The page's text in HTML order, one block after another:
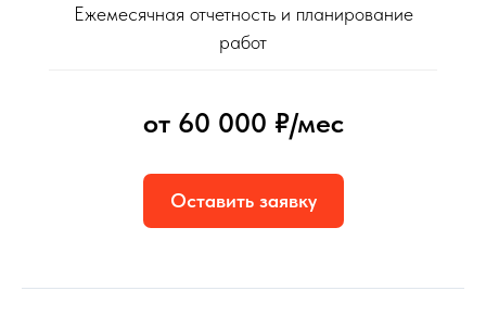
Ежемесячная отчетность и планирование
работ
от 60 000 ₽/мес
Оставить заявку